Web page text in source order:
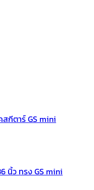
นิ้ว ทรง GS mini